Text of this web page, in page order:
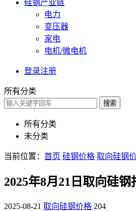
硅钢产业链
电力
变压器
家电
电机/微电机
登录注册
所有分类
搜索
所有分类
未分类
当前位置： 首页 硅钢价格 取向硅钢
2025年8月21日取向硅钢
2025-08-21 取向硅钢价格 204